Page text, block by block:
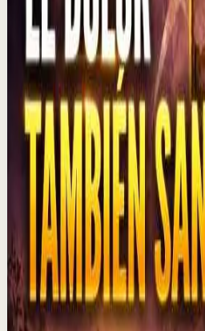
visualizaciones
→
1:01:47
YouTube Charla
Recuperación Suave
MOTIVERSITY - LO MEJOR
2026 (HASTA AHORA) | 1
MOTIVACIÓN
Motiversity en Español•6 ago
¡Lo MEJOR de 2026 hasta
motivacional de una hora,
nuestros vídeos favoritos de